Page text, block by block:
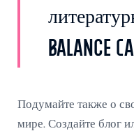
Balance
Подумайте также о
мире. Создайте блог